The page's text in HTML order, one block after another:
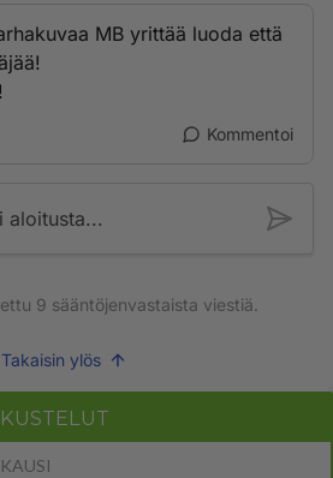
MB yrittää luoda että
Kommentoi
aloitusta...
9 sääntöjenvastaista viestiä.
Takaisin ylös